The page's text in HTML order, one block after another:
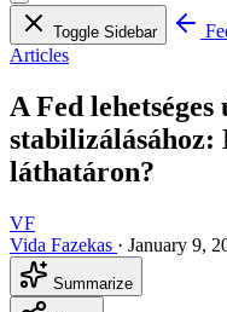
Toggle Sidebar
Articles
A Fed
stabilizálásához:
láthatáron?
VF
Vida Fazekas · January 9,
Summarize